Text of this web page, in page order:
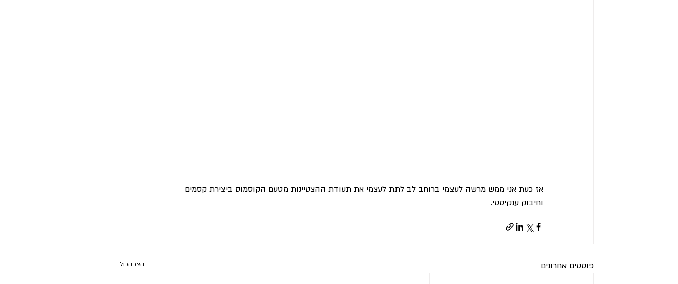
אז כעת אני ממש מרשה לעצמי ברוחב לב לתת לעצמי את תעודת ההצטיינות מטעם הקוסמוס ביצירת קסמים
וחיבוק ענקיסטי.
פוסטים אחרונים הצג הכול